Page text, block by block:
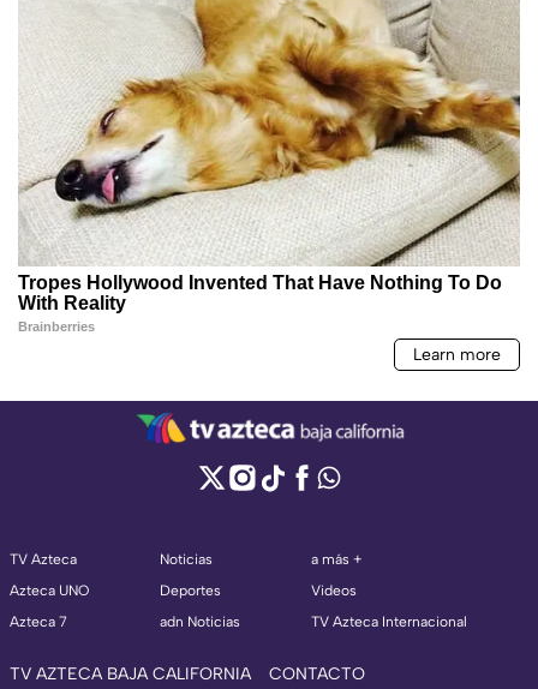
TV Azteca
Azteca UNO
Azteca 7
Noticias
Deportes
adn Noticias
a más +
Videos
TV Azteca Internacional
TV AZTECA BAJA CALIFORNIA CONTACTO